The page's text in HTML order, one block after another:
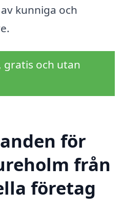
kunniga och
gratis och utan
för
från
företag